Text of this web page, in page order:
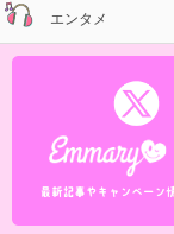
エンタメ